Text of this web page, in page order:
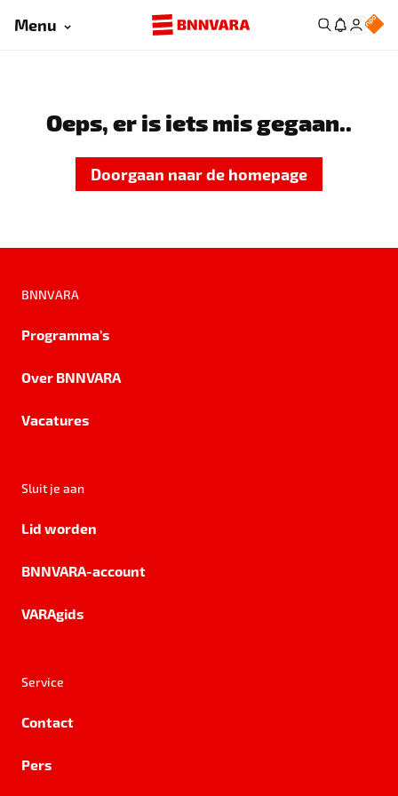
Menu
Oeps, er is iets mis gegaan..
Doorgaan naar de homepage
BNNVARA
Programma's
Over BNNVARA
Vacatures
Sluit je aan
Lid worden
BNNVARA-account
VARAgids
Service
Contact
Pers